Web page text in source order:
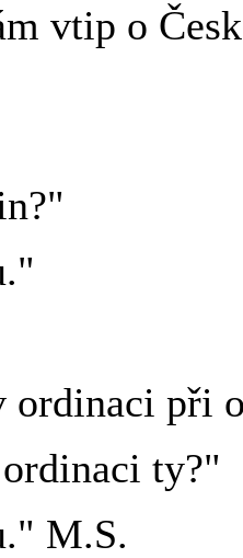
vtip o
při
ty?"
M.S.